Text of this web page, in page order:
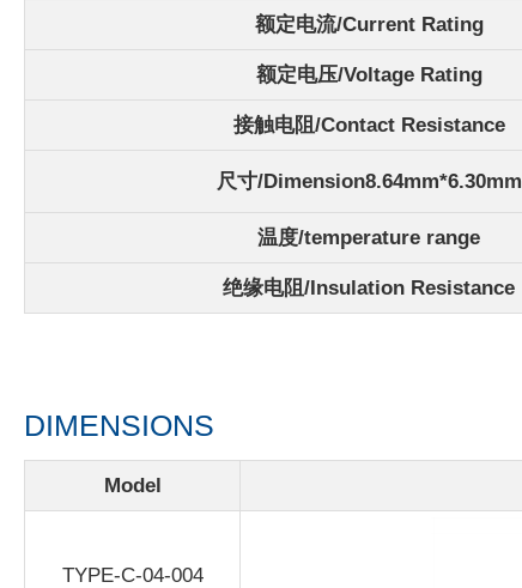
额定电流/Current Rating
额定电压/Voltage Rating
接触电阻/Contact Resistance
尺寸/Dimension8.64mm*6.30mm
温度/temperature range
绝缘电阻/Insulation Resistance
DIMENSIONS
Model
TYPE-C-04-004